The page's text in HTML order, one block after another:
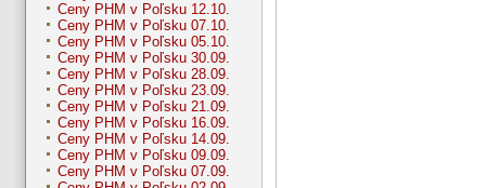
Ceny PHM v Poľsku 12.10.
Ceny PHM v Poľsku 07.10.
Ceny PHM v Poľsku 05.10.
Ceny PHM v Poľsku 30.09.
Ceny PHM v Poľsku 28.09.
Ceny PHM v Poľsku 23.09.
Ceny PHM v Poľsku 21.09.
Ceny PHM v Poľsku 16.09.
Ceny PHM v Poľsku 14.09.
Ceny PHM v Poľsku 09.09.
Ceny PHM v Poľsku 07.09.